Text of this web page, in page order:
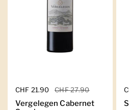
Regulärer Preis
CHF 21.90 Sale-Preis
CHF 27.90
Vergelegen Cabernet